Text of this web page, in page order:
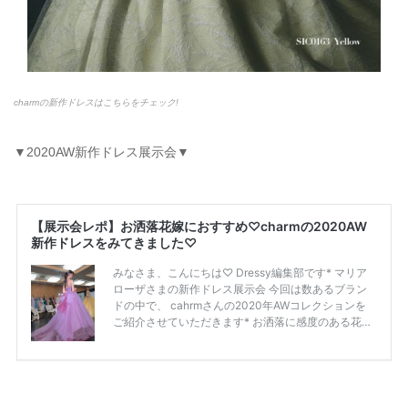
charmの新作ドレスはこちらをチェック!
▼2020AW新作ドレス展示会▼